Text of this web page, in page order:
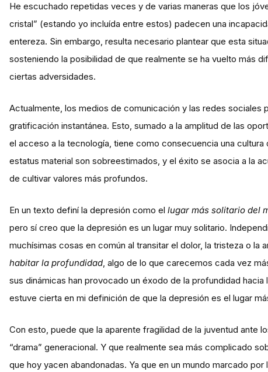
He escuchado repetidas veces y de varias maneras que los
cristal” (estando yo incluída entre estos) padecen una
entereza. Sin embargo, resulta necesario plantear que esta
sosteniendo la posibilidad de que realmente se ha vuelto más
ciertas adversidades.
Actualmente, los medios de comunicación y las redes sociales
gratificación instantánea. Esto, sumado a la amplitud de las
el acceso a la tecnología, tiene como consecuencia una
estatus material son sobreestimados, y el éxito se asocia a la
de cultivar valores más profundos.
En un texto definí la depresión como el lugar más solitario del
pero sí creo que la depresión es un lugar muy solitario.
muchísimas cosas en común al transitar el dolor, la tristeza o
habitar la profundidad, algo de lo que carecemos cada vez
sus dinámicas han provocado un éxodo de la profundidad
estuve cierta en mi definición de que la depresión es el lugar
Con esto, puede que la aparente fragilidad de la juventud ante
“drama” generacional. Y que realmente sea más complicado
que hoy yacen abandonadas. Ya que en un mundo marcado